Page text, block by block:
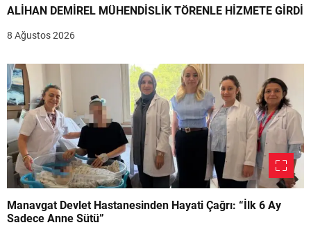
ALİHAN DEMİREL MÜHENDİSLİK TÖRENLE HİZMETE GİRDİ
8 Ağustos 2026
Manavgat Devlet Hastanesinden Hayati Çağrı: “İlk 6 Ay
Sadece Anne Sütü”